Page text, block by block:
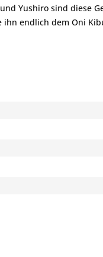
Yushiro sind diese
ihn endlich dem Oni